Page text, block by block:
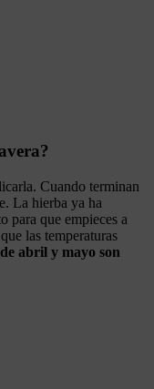
Cuando terminan
La hierba ya ha
para que empieces a
las temperaturas
de abril y mayo son